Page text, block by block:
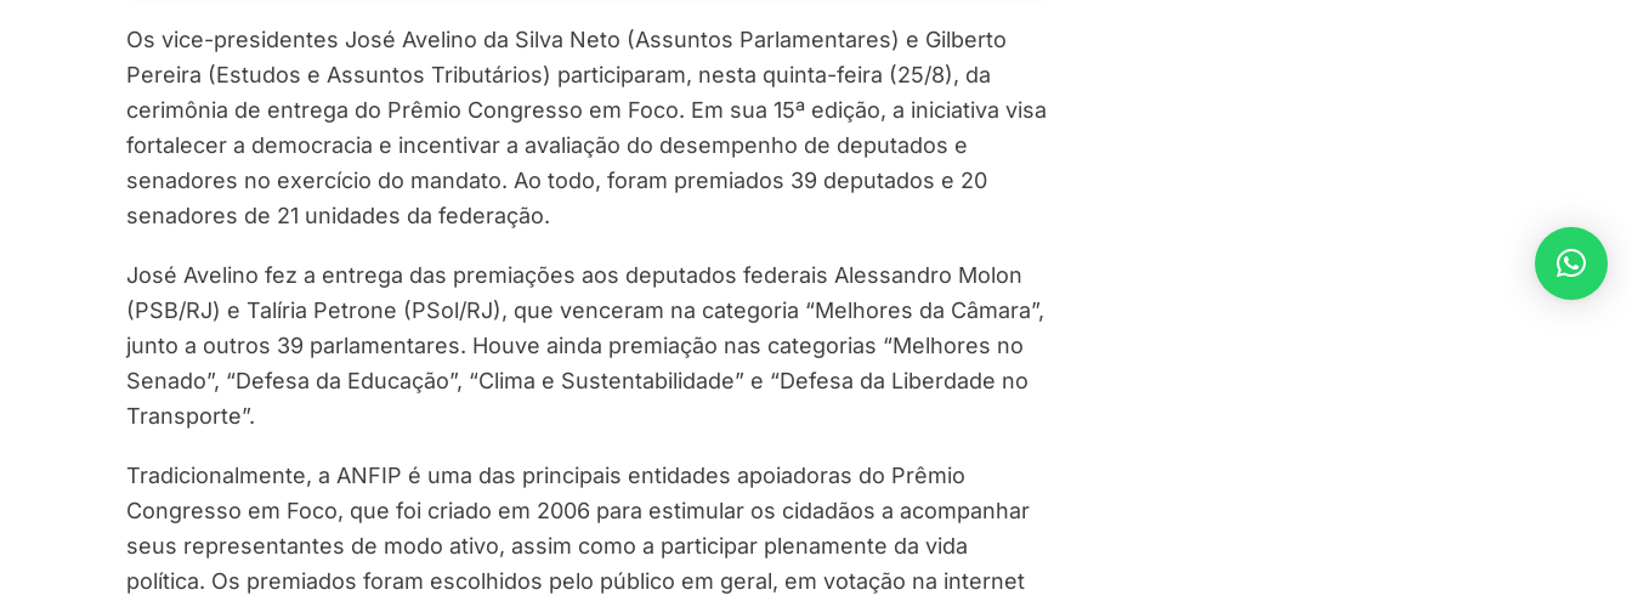
Os vice-presidentes José Avelino da Silva Neto (Assuntos Parlamentares) e Gilberto
Pereira (Estudos e Assuntos Tributários) participaram, nesta quinta-feira (25/8), da
cerimônia de entrega do Prêmio Congresso em Foco. Em sua 15ª edição, a iniciativa visa
fortalecer a democracia e incentivar a avaliação do desempenho de deputados e
senadores no exercício do mandato. Ao todo, foram premiados 39 deputados e 20
senadores de 21 unidades da federação.
José Avelino fez a entrega das premiações aos deputados federais Alessandro Molon
(PSB/RJ) e Talíria Petrone (PSol/RJ), que venceram na categoria “Melhores da Câmara”,
junto a outros 39 parlamentares. Houve ainda premiação nas categorias “Melhores no
Senado”, “Defesa da Educação”, “Clima e Sustentabilidade” e “Defesa da Liberdade no
Transporte”.
Tradicionalmente, a ANFIP é uma das principais entidades apoiadoras do Prêmio
Congresso em Foco, que foi criado em 2006 para estimular os cidadãos a acompanhar
seus representantes de modo ativo, assim como a participar plenamente da vida
política. Os premiados foram escolhidos pelo público em geral, em votação na internet